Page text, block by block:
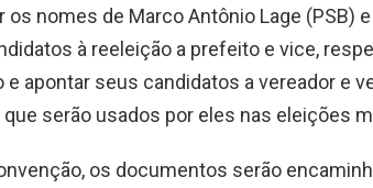
os nomes de Marco Antônio Lage (PSB)
à reeleição a prefeito e vice,
e apontar seus candidatos a vereador e
serão usados por eles nas eleições
os documentos serão